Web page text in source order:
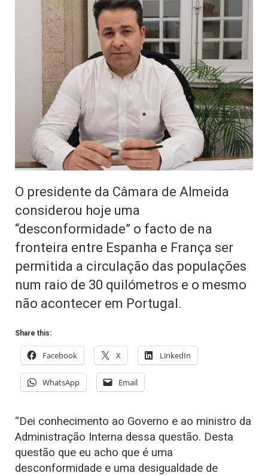
O presidente da Câmara de Almeida
considerou hoje uma
“desconformidade” o facto de na
fronteira entre Espanha e França ser
permitida a circulação das populações
num raio de 30 quilómetros e o mesmo
não acontecer em Portugal.
Share this:
Facebook X LinkedIn
WhatsApp Email
“Dei conhecimento ao Governo e ao ministro da
Administração Interna dessa questão. Desta
questão que eu acho que é uma
desconformidade e uma desigualdade de